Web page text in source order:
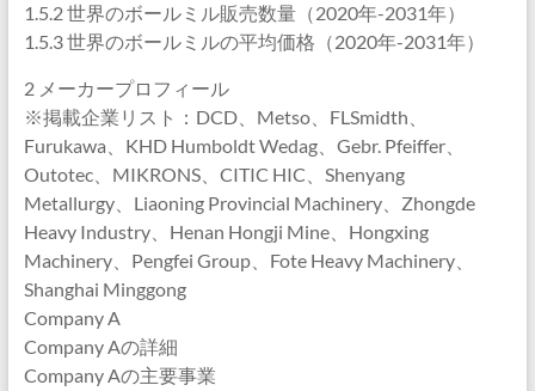
1.5.2 世界のボールミル販売数量（2020年-2031年）
1.5.3 世界のボールミルの平均価格（2020年-2031年）
2 メーカープロフィール
※掲載企業リスト：DCD、Metso、FLSmidth、
Furukawa、KHD Humboldt Wedag、Gebr. Pfeiffer、
Outotec、MIKRONS、CITIC HIC、Shenyang
Metallurgy、Liaoning Provincial Machinery、Zhongde
Heavy Industry、Henan Hongji Mine、Hongxing
Machinery、Pengfei Group、Fote Heavy Machinery、
Shanghai Minggong
Company A
Company Aの詳細
Company Aの主要事業